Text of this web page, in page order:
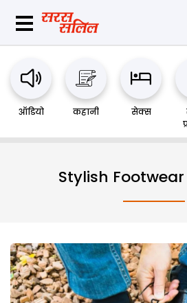
ऑडियो कहानी सेक्स
Stylish